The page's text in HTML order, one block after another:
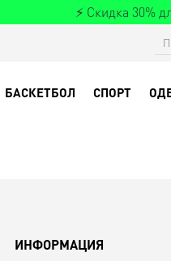
⚡ Скидка 30%
БАСКЕТБОЛ СПОРТ
ИНФОРМАЦИЯ